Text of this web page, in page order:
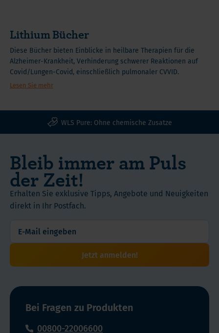
Lithium Bücher
Diese Bücher bieten Einblicke in heilbare Therapien für die
Alzheimer-Krankheit, Verhinderung schwerer Reaktionen auf
Covid/Lungen-Covid, einschließlich pulmonaler CVVID.
Lesen Sie mehr
WLS Pure: Ohne chemische Zusatze
Bleib immer am Puls
der Zeit!
Erhalten Sie exklusive Tipps, Angebote und Neuigkeiten
direkt in Ihr Postfach.
Jetzt anmelden!
Bei Fragen zu Produkten
00800-22006600